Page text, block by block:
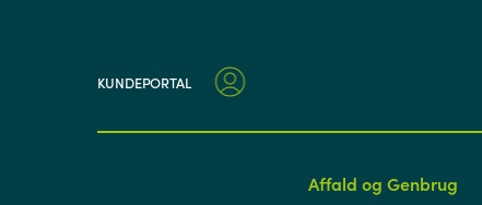
KUNDEPORTAL
Affald og Genbrug